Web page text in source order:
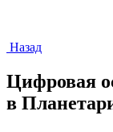
Назад
Цифровая
в